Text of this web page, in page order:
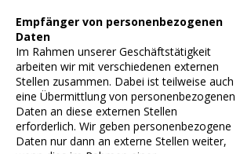
Empfänger von personenbezogenen
Daten
Im Rahmen unserer Geschäftstätigkeit
arbeiten wir mit verschiedenen externen
Stellen zusammen. Dabei ist teilweise auch
eine Übermittlung von personenbezogenen
Daten an diese externen Stellen
erforderlich. Wir geben personenbezogene
Daten nur dann an externe Stellen weiter,